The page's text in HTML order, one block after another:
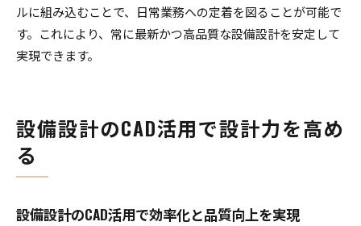
ルに組み込むことで、日常業務への定着を図ることが可能で
す。これにより、常に最新かつ高品質な設備設計を安定して
実現できます。
設備設計のCAD活用で設計力を高め
る
設備設計のCAD活用で効率化と品質向上を実現